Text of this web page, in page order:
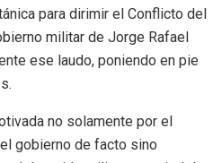
para dirimir el Conflicto del
militar de Jorge Rafael
ese laudo, poniendo en pie
no solamente por el
gobierno de facto sino